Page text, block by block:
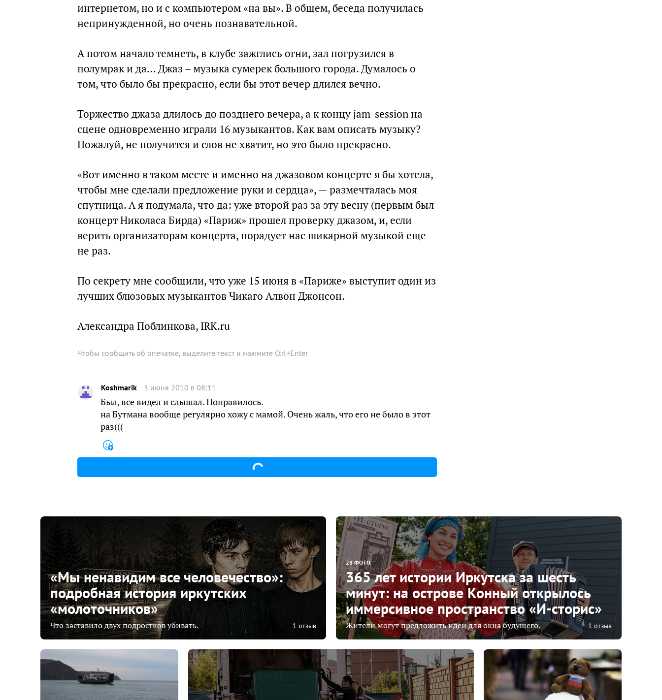
интернетом, но и с компьютером «на вы». В общем, беседа получилась
непринужденной, но очень познавательной.
А потом начало темнеть, в клубе зажглись огни, зал погрузился в
полумрак и да… Джаз – музыка сумерек большого города. Думалось о
том, что было бы прекрасно, если бы этот вечер длился вечно.
Торжество джаза длилось до позднего вечера, а к концу jam-session на
сцене одновременно играли 16 музыкантов. Как вам описать музыку?
Пожалуй, не получится и слов не хватит, но это было прекрасно.
«Вот именно в таком месте и именно на джазовом концерте я бы хотела,
чтобы мне сделали предложение руки и сердца», — размечталась моя
спутница. А я подумала, что да: уже второй раз за эту весну (первым был
концерт Николаса Бирда) «Париж» прошел проверку джазом, и, если
верить организаторам концерта, порадует нас шикарной музыкой еще
не раз.
По секрету мне сообщили, что уже 15 июня в «Париже» выступит один из
лучших блюзовых музыкантов Чикаго Алвон Джонсон.
Александра Поблинкова, IRK.ru
Чтобы сообщить об опечатке, выделите текст и нажмите Ctrl+Enter
Koshmarik 3 июня 2010 в 08:11
Был, все видел и слышал. Понравилось.
на Бутмана вообще регулярно хожу с мамой. Очень жаль, что его не было в этот
раз(((
«Мы ненавидим все человечество»:
подробная история иркутских
«молоточников»
Что заставило двух подростков убивать. 1 отзыв
28 ФОТО
365 лет истории Иркутска за шесть
минут: на острове Конный открылось
иммерсивное пространство «И-сторис»
Жители могут предложить идеи для окна будущего. 1 отзыв